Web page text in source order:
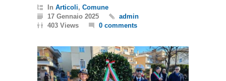
In Articoli, Comune
17 Gennaio 2025
admin
403 Views
0 comments